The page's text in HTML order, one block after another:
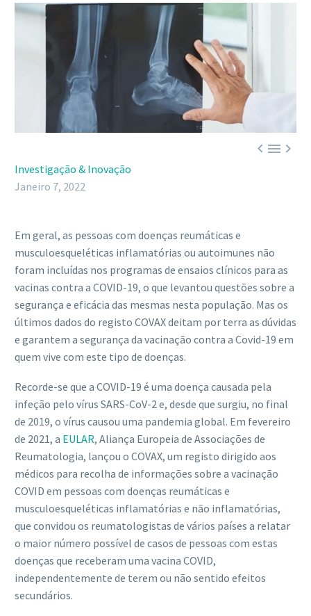

Investigação & Inovação
Janeiro 7, 2022
Em geral, as pessoas com doenças reumáticas e
musculoesqueléticas inflamatórias ou autoimunes não
foram incluídas nos programas de ensaios clínicos para as
vacinas contra a COVID-19, o que levantou questões sobre a
segurança e eficácia das mesmas nesta população. Mas os
últimos dados do registo COVAX deitam por terra as dúvidas
e garantem a segurança da vacinação contra a Covid-19 em
quem vive com este tipo de doenças.
Recorde-se que a COVID-19 é uma doença causada pela
infeção pelo vírus SARS-CoV-2 e, desde que surgiu, no final
de 2019, o vírus causou uma pandemia global. Em fevereiro
de 2021, a EULAR, Aliança Europeia de Associações de
Reumatologia, lançou o COVAX, um registo dirigido aos
médicos para recolha de informações sobre a vacinação
COVID em pessoas com doenças reumáticas e
musculoesqueléticas inflamatórias e não inflamatórias,
que convidou os reumatologistas de vários países a relatar
o maior número possível de casos de pessoas com estas
doenças que receberam uma vacina COVID,
independentemente de terem ou não sentido efeitos
secundários.